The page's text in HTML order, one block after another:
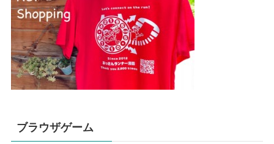
ブラウザゲーム